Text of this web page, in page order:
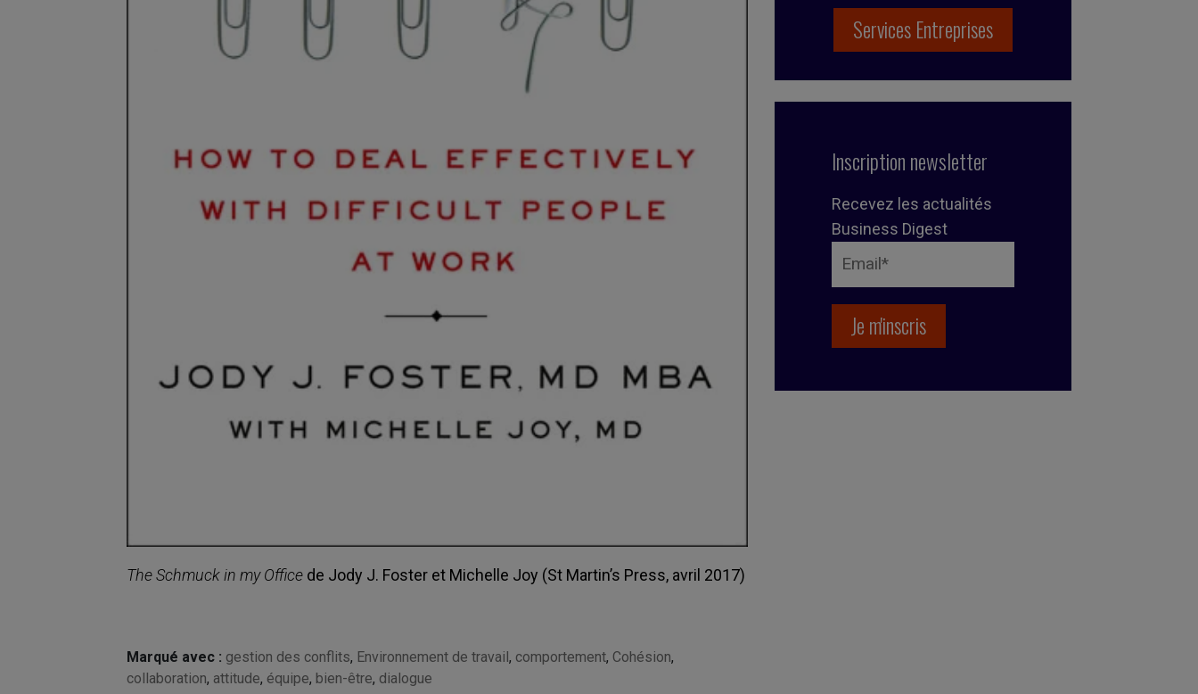
The Schmuck in my Office de Jody J. Foster et Michelle Joy (St Martin’s Press, avril 2017)
Marqué avec : gestion des conflits, Environnement de travail, comportement, Cohésion,
collaboration, attitude, équipe, bien-être, dialogue
Services Entreprises
Inscription newsletter
Recevez les actualités
Business Digest